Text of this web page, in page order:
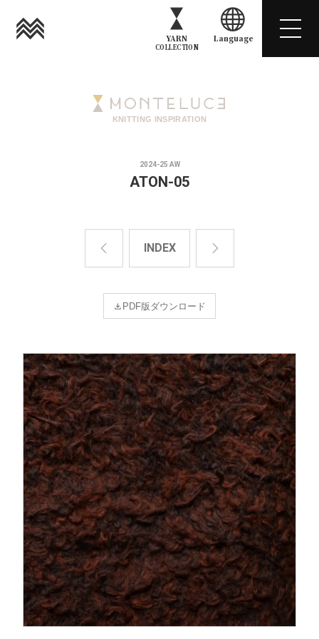
YARN
COLLECTION
Language
KNITTING INSPIRATION
2024-25 AW
ATON-05
INDEX
PDF版ダウンロード